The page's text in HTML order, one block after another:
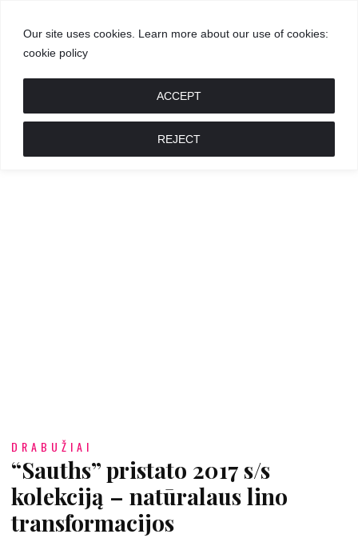
Our site uses cookies. Learn more about our use of cookies:
cookie policy
REJECT
ACCEPT
GROŽIS
MADA
DRABUŽIAI
“Sauths” pristato 2017 s/s
kolekciją – natūralaus lino
transformacijos